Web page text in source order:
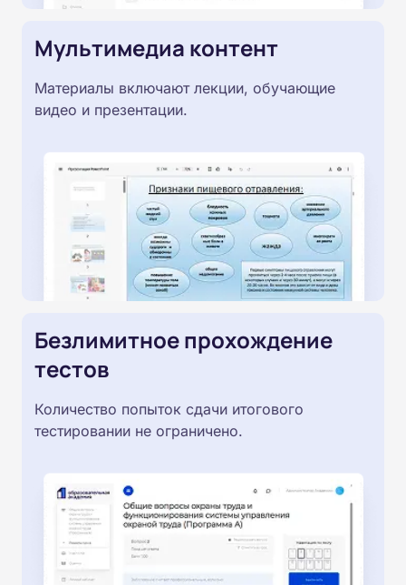
Мультимедиа контент
Материалы включают лекции, обучающие
видео и презентации.
Безлимитное прохождение
тестов
Количество попыток сдачи итогового
тестировании не ограничено.